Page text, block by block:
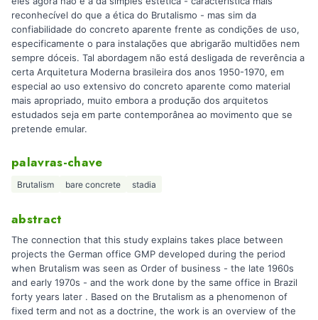
reconhecível do que a ética do Brutalismo - mas sim da
confiabilidade do concreto aparente frente as condições de uso,
especificamente o para instalações que abrigarão multidões nem
sempre dóceis. Tal abordagem não está desligada de reverência a
certa Arquitetura Moderna brasileira dos anos 1950-1970, em
especial ao uso extensivo do concreto aparente como material
mais apropriado, muito embora a produção dos arquitetos
estudados seja em parte contemporânea ao movimento que se
pretende emular.
palavras-chave
Brutalism bare concrete stadia
abstract
The connection that this study explains takes place between
projects the German office GMP developed during the period
when Brutalism was seen as Order of business - the late 1960s
and early 1970s - and the work done by the same office in Brazil
forty years later . Based on the Brutalism as a phenomenon of
fixed term and not as a doctrine, the work is an overview of the